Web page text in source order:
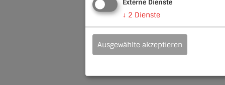
Externe Dienste
↓ 2 Dienste
Ausgewählte akzeptieren